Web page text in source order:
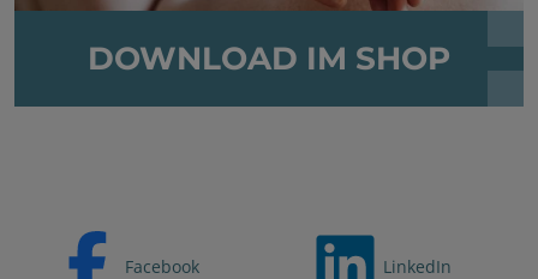
DOWNLOAD IM SHOP
Facebook LinkedIn